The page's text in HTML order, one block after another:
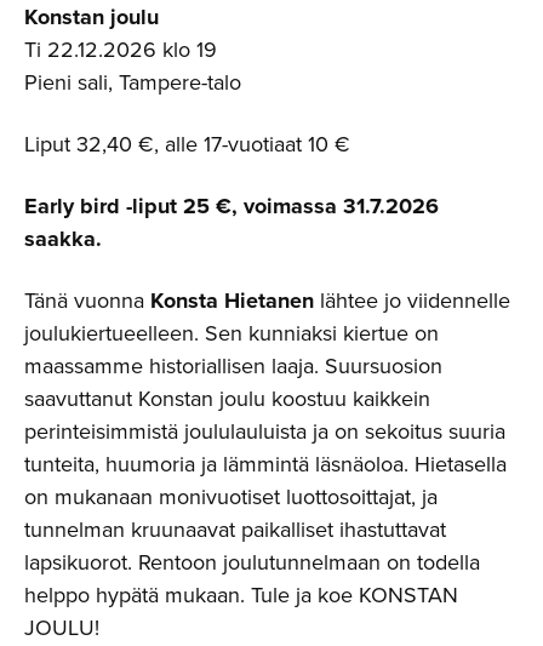
Konstan joulu
Ti 22.12.2026 klo 19
Pieni sali, Tampere-talo
Liput 32,40 €, alle 17-vuotiaat 10 €
Early bird -liput 25 €, voimassa 31.7.2026
saakka.
Tänä vuonna Konsta Hietanen lähtee jo viidennelle
joulukiertueelleen. Sen kunniaksi kiertue on
maassamme historiallisen laaja. Suursuosion
saavuttanut Konstan joulu koostuu kaikkein
perinteisimmistä joululauluista ja on sekoitus suuria
tunteita, huumoria ja lämmintä läsnäoloa. Hietasella
on mukanaan monivuotiset luottosoittajat, ja
tunnelman kruunaavat paikalliset ihastuttavat
lapsikuorot. Rentoon joulutunnelmaan on todella
helppo hypätä mukaan. Tule ja koe KONSTAN
JOULU!